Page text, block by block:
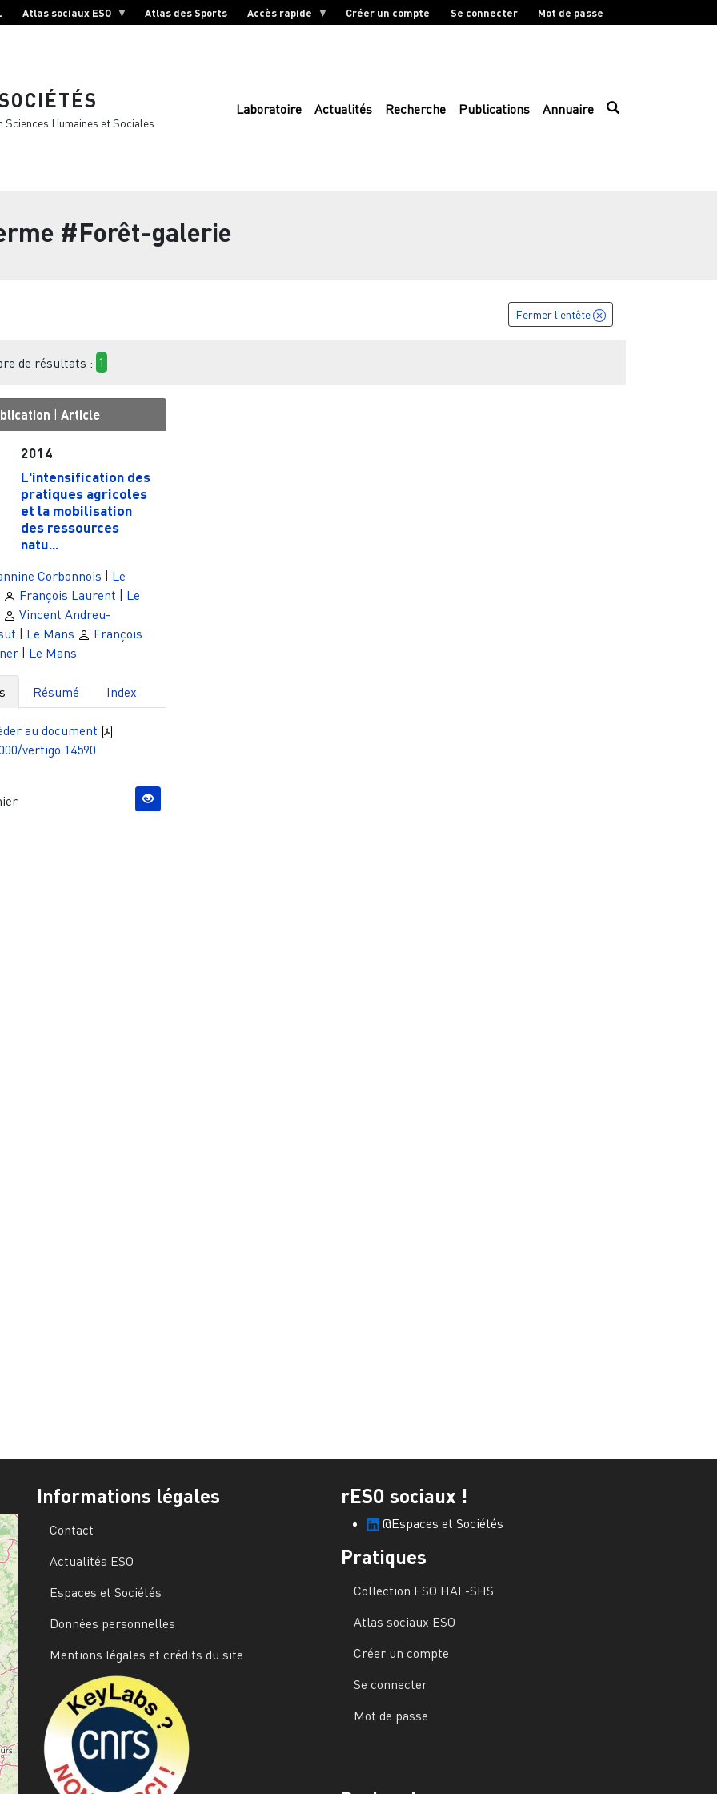
Atlas sociaux ESO Atlas des Sports Accès rapide Créer un compte Se connecter Mot de passe
Humaines et Sociales
Laboratoire Actualités Recherche Publications Annuaire
#Forêt-galerie
Fermer l'entête
de résultats : 1
| Article
2014
L'intensification des
pratiques agricoles
et la mobilisation
des ressources
natu...
Corbonnois | Le
François Laurent | Le
Vincent Andreu-
| Le Mans
François
| Le Mans
Résumé Index
au document
vertigo.14590
Informations légales
Contact
Actualités ESO
Espaces et Sociétés
Données personnelles
Mentions légales et crédits du site
rESO sociaux !
@Espaces et Sociétés
Pratiques
Collection ESO HAL-SHS
Atlas sociaux ESO
Créer un compte
Se connecter
Mot de passe